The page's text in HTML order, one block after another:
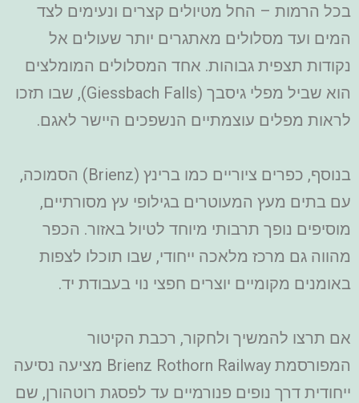
בכל הרמות – החל מטיולים קצרים ונעימים לצד
המים ועד מסלולים מאתגרים יותר שעולים אל
נקודות תצפית גבוהות. אחד המסלולים המומלצים
הוא שביל מפלי גיסבך (Giessbach Falls), שבו תזכו
לראות מפלים עוצמתיים הנשפכים היישר לאגם.
בנוסף, כפרים ציוריים כמו ברינץ (Brienz) הסמוכה,
עם בתים מעץ המעוטרים בגילופי עץ מסורתיים,
מוסיפים נופך תרבותי מיוחד לטיול באזור. הכפר
מהווה גם מרכז מלאכה ייחודי, שבו תוכלו לצפות
באומנים מקומיים יוצרים חפצי נוי בעבודת יד.
אם תרצו להמשיך ולחקור, רכבת הקיטור
המפורסמת Brienz Rothorn Railway מציעה נסיעה
ייחודית דרך נופים פנורמיים עד לפסגת רוטהורן, שם